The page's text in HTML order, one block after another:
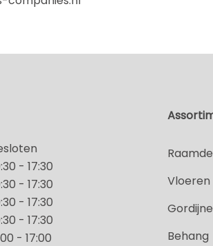
- 17:30
- 17:30
- 17:30
- 17:30
- 17:00
Vloeren
Behang